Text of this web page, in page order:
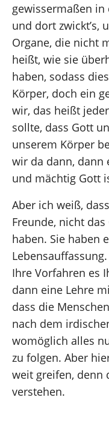
gewissermaßen in
und dort zwickt’s,
Organe, die nicht
heißt, wie sie
haben, sodass
Körper, doch ein
wir, das heißt
sollte, dass Gott
unserem Körper
wir da dann, dann
und mächtig Gott
Aber ich weiß,
Freunde, nicht
haben. Sie haben
Ihre Vorfahren es
dann eine Lehre
dass die
nach dem
womöglich alles
zu folgen. Aber
weit greifen, denn
verstehen.